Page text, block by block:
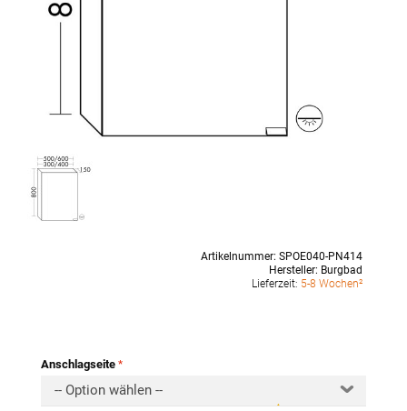
Artikelnummer: SPOE040-PN414
Hersteller: Burgbad
Lieferzeit: 5-8 Wochen²
Anschlagseite
-- Option wählen --